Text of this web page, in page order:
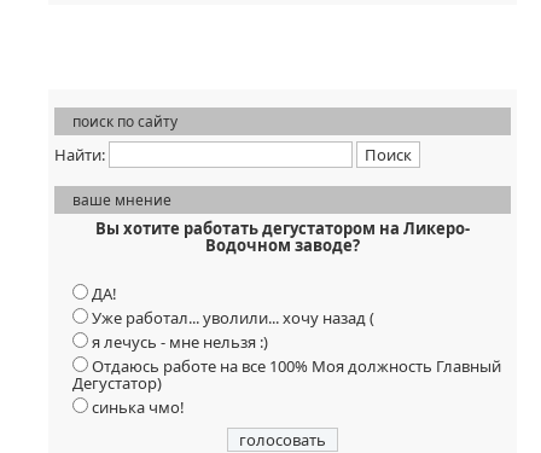
поиск по сайту
Найти:
ваше мнение
Вы хотите работать дегустатором на Ликеро-
Водочном заводе?
ДА!
Уже работал... уволили... хочу назад (
я лечусь - мне нельзя :)
Отдаюсь работе на все 100% Моя должность Главный
Дегустатор)
синька чмо!